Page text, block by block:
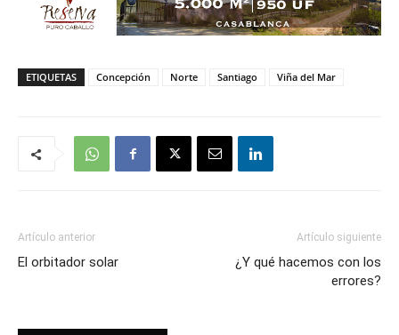
ETIQUETAS Concepción Norte Santiago Viña del Mar
Artículo anterior
El orbitador solar
Artículo siguiente
¿Y qué hacemos con los
errores?